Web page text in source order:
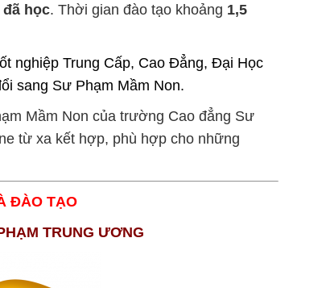
học. Thời gian đào tạo khoảng 1,5
nghiệp Trung Cấp, Cao Đẳng, Đại Học
sang Sư Phạm Mầm Non.
Mầm Non của trường Cao đẳng Sư
từ xa kết hợp, phù hợp cho những
ĐÀO TẠO
TRUNG ƯƠNG